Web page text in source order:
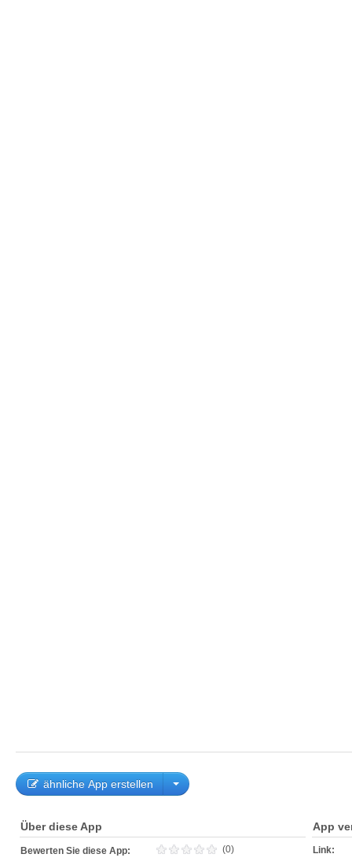
ähnliche App erstellen
Über diese App
Bewerten Sie diese App: (0)
App
Link: